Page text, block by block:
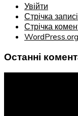
Увійти
Стрічка
Стрічка
WordPress.org
Останні